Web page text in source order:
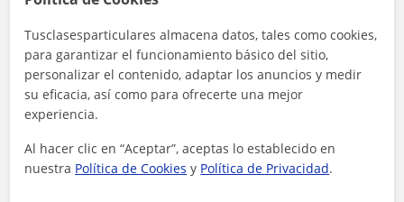
Al hacer clic, aceptas nuestro aviso legal y de privacidad
Tusclasesparticulares almacena datos, tales como cookies,
para garantizar el funcionamiento básico del sitio,
personalizar el contenido, adaptar los anuncios y medir
su eficacia, así como para ofrecerte una mejor
experiencia.
Al hacer clic en “Aceptar”, aceptas lo establecido en
nuestra Política de Cookies y Política de Privacidad.